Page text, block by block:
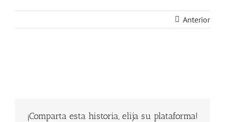
Anterior
¡Comparta esta historia, elija su plataforma!